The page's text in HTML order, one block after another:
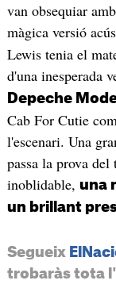
van obsequiar
màgica versió
Lewis tenia el
d'una inesperada
Depeche
Cab For Cutie
l'escenari. Una
passa la prova
inoblidable, una
un brillant
Segueix
trobaràs tota